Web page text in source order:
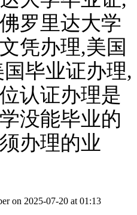
罗里达大学
凭办理,美国
毕业证办理,
认证办理是
没能毕业的
办理的业
on 2025-07-20 at 01:13